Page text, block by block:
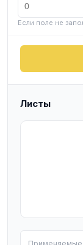
Если поле не
Листы